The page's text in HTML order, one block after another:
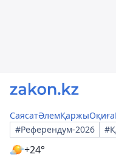
СаясатӘлемҚаржыОқиға
#Референдум-2026
+24°